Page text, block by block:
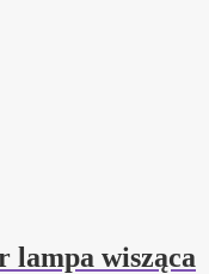
lampa wisząca